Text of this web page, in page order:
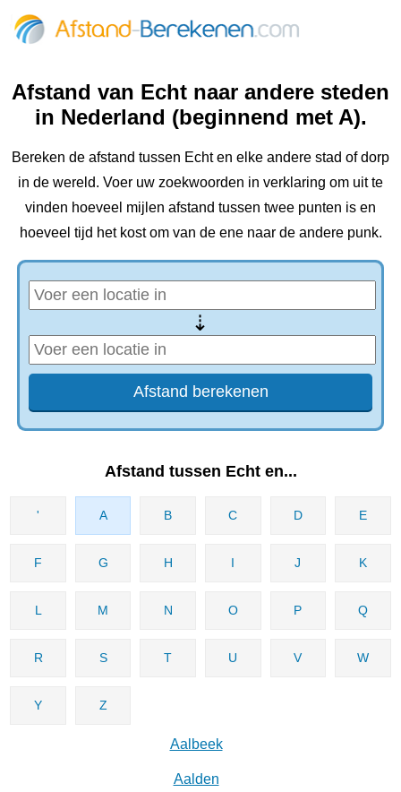
Afstand van Echt naar andere steden
in Nederland (beginnend met A).
Bereken de afstand tussen Echt en elke andere stad of dorp
in de wereld. Voer uw zoekwoorden in verklaring om uit te
vinden hoeveel mijlen afstand tussen twee punten is en
hoeveel tijd het kost om van de ene naar de andere punk.
⇢
Afstand tussen Echt en...
' A B C D E
F G H I J K
L M N O P Q
R S T U V W
Y Z
Aalbeek
Aalden